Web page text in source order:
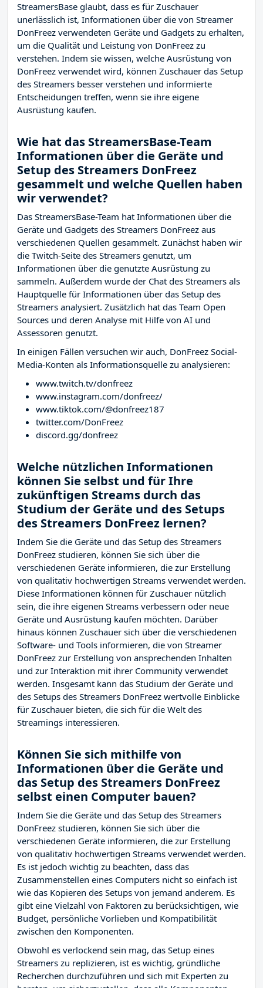
StreamersBase glaubt, dass es für Zuschauer
unerlässlich ist, Informationen über die von Streamer
DonFreez verwendeten Geräte und Gadgets zu erhalten,
um die Qualität und Leistung von DonFreez zu
verstehen. Indem sie wissen, welche Ausrüstung von
DonFreez verwendet wird, können Zuschauer das Setup
des Streamers besser verstehen und informierte
Entscheidungen treffen, wenn sie ihre eigene
Ausrüstung kaufen.
Wie hat das StreamersBase-Team
Informationen über die Geräte und
Setup des Streamers DonFreez
gesammelt und welche Quellen haben
wir verwendet?
Das StreamersBase-Team hat Informationen über die
Geräte und Gadgets des Streamers DonFreez aus
verschiedenen Quellen gesammelt. Zunächst haben wir
die Twitch-Seite des Streamers genutzt, um
Informationen über die genutzte Ausrüstung zu
sammeln. Außerdem wurde der Chat des Streamers als
Hauptquelle für Informationen über das Setup des
Streamers analysiert. Zusätzlich hat das Team Open
Sources und deren Analyse mit Hilfe von AI und
Assessoren genutzt.
In einigen Fällen versuchen wir auch, DonFreez Social-
Media-Konten als Informationsquelle zu analysieren:
www.twitch.tv/donfreez
www.instagram.com/donfreez/
www.tiktok.com/@donfreez187
twitter.com/DonFreez
discord.gg/donfreez
Welche nützlichen Informationen
können Sie selbst und für Ihre
zukünftigen Streams durch das
Studium der Geräte und des Setups
des Streamers DonFreez lernen?
Indem Sie die Geräte und das Setup des Streamers
DonFreez studieren, können Sie sich über die
verschiedenen Geräte informieren, die zur Erstellung
von qualitativ hochwertigen Streams verwendet werden.
Diese Informationen können für Zuschauer nützlich
sein, die ihre eigenen Streams verbessern oder neue
Geräte und Ausrüstung kaufen möchten. Darüber
hinaus können Zuschauer sich über die verschiedenen
Software- und Tools informieren, die von Streamer
DonFreez zur Erstellung von ansprechenden Inhalten
und zur Interaktion mit ihrer Community verwendet
werden. Insgesamt kann das Studium der Geräte und
des Setups des Streamers DonFreez wertvolle Einblicke
für Zuschauer bieten, die sich für die Welt des
Streamings interessieren.
Können Sie sich mithilfe von
Informationen über die Geräte und
das Setup des Streamers DonFreez
selbst einen Computer bauen?
Indem Sie die Geräte und das Setup des Streamers
DonFreez studieren, können Sie sich über die
verschiedenen Geräte informieren, die zur Erstellung
von qualitativ hochwertigen Streams verwendet werden.
Es ist jedoch wichtig zu beachten, dass das
Zusammenstellen eines Computers nicht so einfach ist
wie das Kopieren des Setups von jemand anderem. Es
gibt eine Vielzahl von Faktoren zu berücksichtigen, wie
Budget, persönliche Vorlieben und Kompatibilität
zwischen den Komponenten.
Obwohl es verlockend sein mag, das Setup eines
Streamers zu replizieren, ist es wichtig, gründliche
Recherchen durchzuführen und sich mit Experten zu